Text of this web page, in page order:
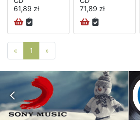
61,89 zł
71,89 zł
« Poprzednia strona
1 »